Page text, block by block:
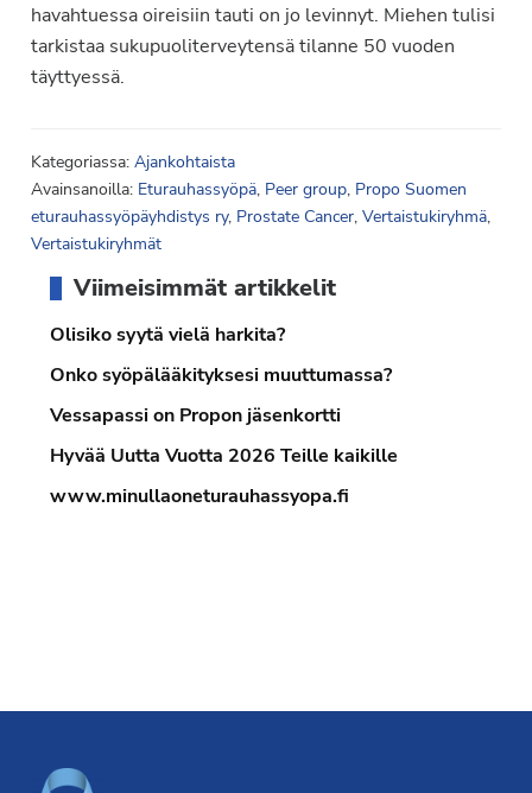
havahtuessa oireisiin tauti on jo levinnyt. Miehen tulisi
tarkistaa sukupuoliterveytensä tilanne 50 vuoden
täyttyessä.
Kategoriassa: Ajankohtaista
Avainsanoilla: Eturauhassyöpä, Peer group, Propo Suomen
eturauhassyöpäyhdistys ry, Prostate Cancer, Vertaistukiryhmä,
Vertaistukiryhmät
sivupalkki
Viimeisimmät artikkelit
Olisiko syytä vielä harkita?
Onko syöpälääkityksesi muuttumassa?
Vessapassi on Propon jäsenkortti
Hyvää Uutta Vuotta 2026 Teille kaikille
www.minullaoneturauhassyopa.fi